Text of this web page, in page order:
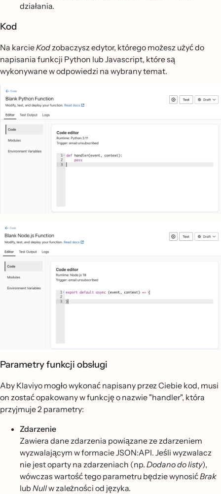
działania.
Kod
Na karcieKodzobaczysz edytor, którego możesz użyć do
napisania funkcji Python lub Javascript, które są
wykonywane w odpowiedzi na wybrany temat.
Parametry funkcji obsługi
Aby Klaviyo mogło wykonać napisany przez Ciebie kod, musi
on zostać opakowany w funkcję o nazwie "handler", która
przyjmuje 2 parametry:
Zdarzenie
Zawiera dane zdarzenia powiązane ze zdarzeniem
wyzwalającym w formacie JSON:API. Jeśli wyzwalacz
nie jest oparty na zdarzeniach (np. Dodano do listy),
wówczas wartość tego parametru będzie wynosićBrak
lub Nullw zależności od języka.